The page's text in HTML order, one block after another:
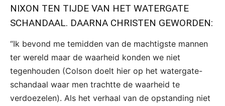
NIXON TEN TIJDE VAN HET WATERGATE
SCHANDAAL. DAARNA CHRISTEN GEWORDEN:
“Ik bevond me temidden van de machtigste mannen
ter wereld maar de waarheid konden we niet
tegenhouden (Colson doelt hier op het watergate-
schandaal waar men trachtte de waarheid te
verdoezelen). Als het verhaal van de opstanding niet